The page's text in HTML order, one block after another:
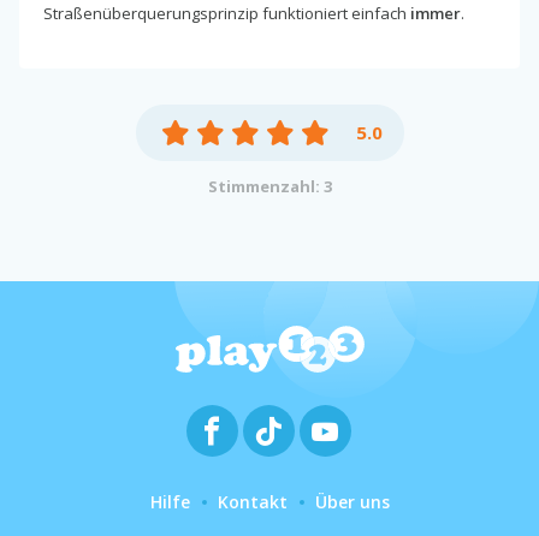
Straßenüberquerungsprinzip funktioniert einfach immer.
5.0
Stimmenzahl: 3
Hilfe Kontakt Über uns